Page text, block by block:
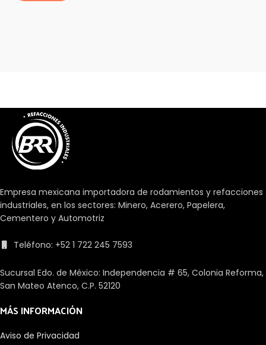
Empresa mexicana importadora de rodamientos y refacciones
industriales, en los sectores: Minero, Acerero, Papelera,
Cementero y Automotriz
Teléfono: +52 1 722 245 7593
Sucursal Edo. de México: Independencia # 65, Colonia Reforma,
San Mateo Atenco, C.P. 52120
MÁS INFORMACIÓN
Aviso de Privacidad